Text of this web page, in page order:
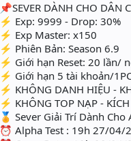
📌SEVER DÀNH CHO DÂN
⚡ Exp: 9999 - Drop: 30%
⚡ Exp Master: x150
⚡ Phiên Bản: Season 6.9
⚡ Giới hạn Reset: 20 lần/
⚡ Giới hạn 5 tài khoản/
⚡ KHÔNG DANH HIỆU -
⚡ KHÔNG TOP NẠP -
🏅 Sever Giải Trí Dành Cho
⏰ Alpha Test : 19h 27/04/